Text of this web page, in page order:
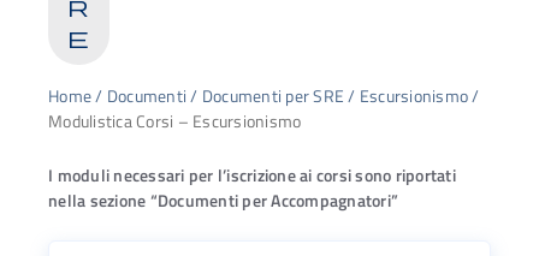
r
e
Home/ Documenti/ Documenti per SRE/ Escursionismo/
Modulistica Corsi – Escursionismo
I moduli necessari per l’iscrizione ai corsi sono riportati
nella sezione “Documenti per Accompagnatori”